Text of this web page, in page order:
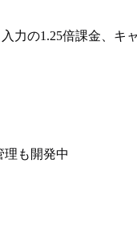
力の1.25倍課金、キ
理も開発中